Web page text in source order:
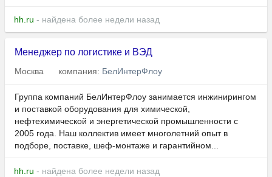
hh.ru - найдена более недели назад
Менеджер по логистике и ВЭД
Москва компания: БелИнтерФлоу
Группа компаний БелИнтерФлоу занимается инжинирингом
и поставкой оборудования для химической,
нефтехимической и энергетической промышленности с
2005 года. Наш коллектив имеет многолетний опыт в
подборе, поставке, шеф-монтаже и гарантийном...
hh.ru - найдена более недели назад